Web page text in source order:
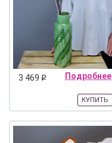
3 469 q Подробнее
КУПИТЬ